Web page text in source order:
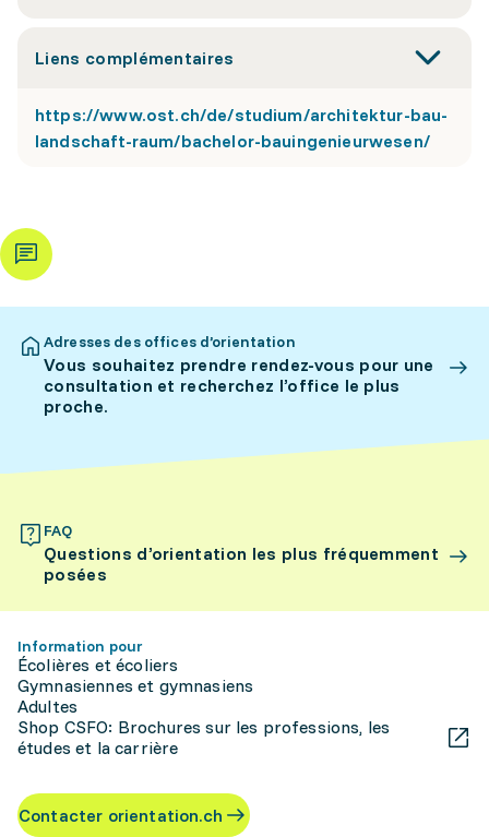
Liens complémentaires
https://www.ost.ch/de/studium/architektur-bau-
landschaft-raum/bachelor-bauingenieurwesen/
Adresses des offices d’orientation
Vous souhaitez prendre rendez-vous pour une
consultation et recherchez l’office le plus
proche.
FAQ
Questions d’orientation les plus fréquemment
posées
Information pour
Écolières et écoliers
Gymnasiennes et gymnasiens
Adultes
Shop CSFO: Brochures sur les professions, les
études et la carrière
Contacter orientation.ch